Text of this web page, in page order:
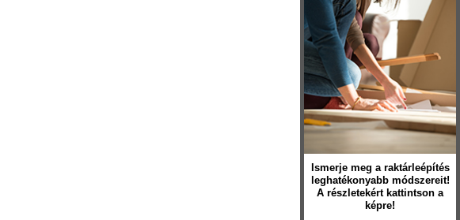
Ismerje meg a raktárleépítés
leghatékonyabb módszereit!
A részletekért kattintson a
képre!